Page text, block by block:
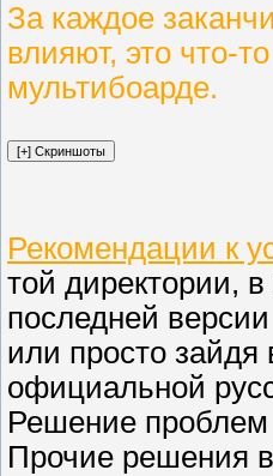
За каждое
влияют, это что-
мультибоарде.
Рекомендации к
той директории,
последней
или просто зайдя
официальной
Решение проблем
Прочие решения